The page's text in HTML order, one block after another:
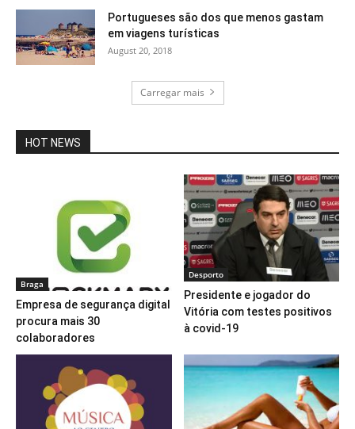
Portugueses são dos que menos gastam
em viagens turísticas
August 20, 2018
Carregar mais
HOT NEWS
Braga
Empresa de segurança digital
procura mais 30
colaboradores
Desporto
Presidente e jogador do
Vitória com testes positivos
à covid-19